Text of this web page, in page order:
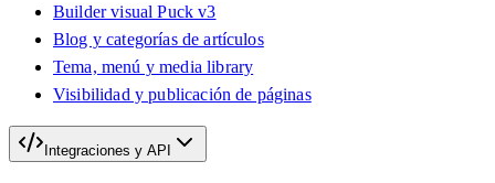
Builder visual Puck v3
Blog y categorías de artículos
Tema, menú y media library
Visibilidad y publicación de páginas
Integraciones y API